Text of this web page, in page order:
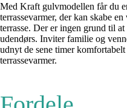
Med Kraft gulvmodellen får du
terrassevarmer, der kan skabe
terrasse. Der er ingen grund til
udendørs. Inviter familie og
udnyt de sene timer
terrassevarmer.